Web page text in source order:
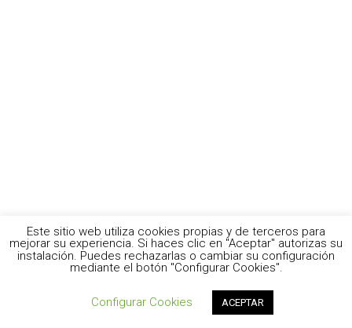
Este sitio web utiliza cookies propias y de terceros para
mejorar su experiencia. Si haces clic en "Aceptar" autorizas su
instalación. Puedes rechazarlas o cambiar su configuración
mediante el botón "Configurar Cookies".
Configurar Cookies ACEPTAR